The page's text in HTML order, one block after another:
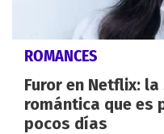
ROMANCES
Furor en Netflix:
romántica que es
pocos días